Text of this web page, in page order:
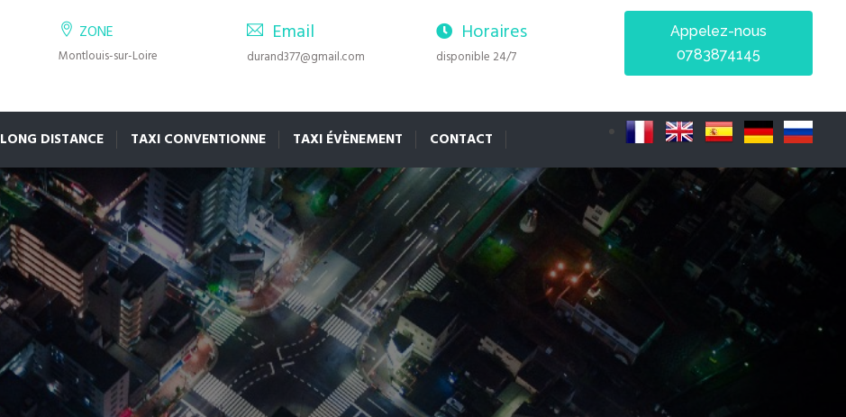
ZONE
Montlouis-sur-Loire
Email
durand377@gmail.com
Horaires
disponible 24/7
Appelez-nous
0783874145
LONG DISTANCE TAXI CONVENTIONNE TAXI ÉVÈNEMENT CONTACT